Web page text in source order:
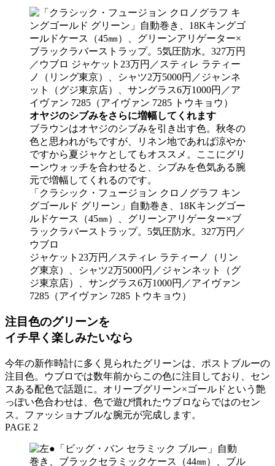
オヤジのシブみをさらに増幅してくれます
ブラウンはオヤジのシブみを引き出す色。秋冬の
色と思われがちですが、リネン地であれば涼やか
ですから夏ジャケとしてもオススメ。ここにグリ
ーンウォッチを合わせると、シブみを色気ある腕
元で増幅してくれるのです。
「クラシック・フュージョン クロノグラフ キン
グゴールド グリーン」自動巻き、18Kキングゴー
ルドケース（45㎜）、グリーンアリゲーター×ブ
ラックラバーストラップ。5気圧防水。327万円／
ウブロ
ジャケット23万円／スティレ ラティーノ（リン
グ東京）、シャツ2万5000円／ジャンネット（グ
ジ東京店）、サングラス6万1000円／アイヴァン
7285（アイヴァン 7285 トウキョウ）
注目色のグリーンを
イチ早く楽しみたいなら
今年の新作時計に多く見られたグリーンは、ポストブルーの
注目色。ウブロでは数年前からこの色に注目しており、セン
スある配色で話題に。オリーブグリーン×ゴールドという艶
っぽい色合わせは、色で遊び慣れたウブロならではのセン
ス。ファッショナブルな腕元が完成します。
PAGE 2